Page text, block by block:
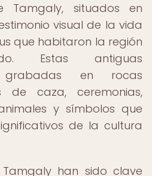
Tamgaly, situados en
visual de la vida
que habitaron la región
Estas antiguas
grabadas en rocas
de caza, ceremonias,
y símbolos que
de la cultura
han sido clave